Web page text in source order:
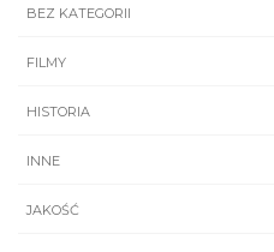
BEZ KATEGORII
FILMY
HISTORIA
INNE
JAKOŚĆ